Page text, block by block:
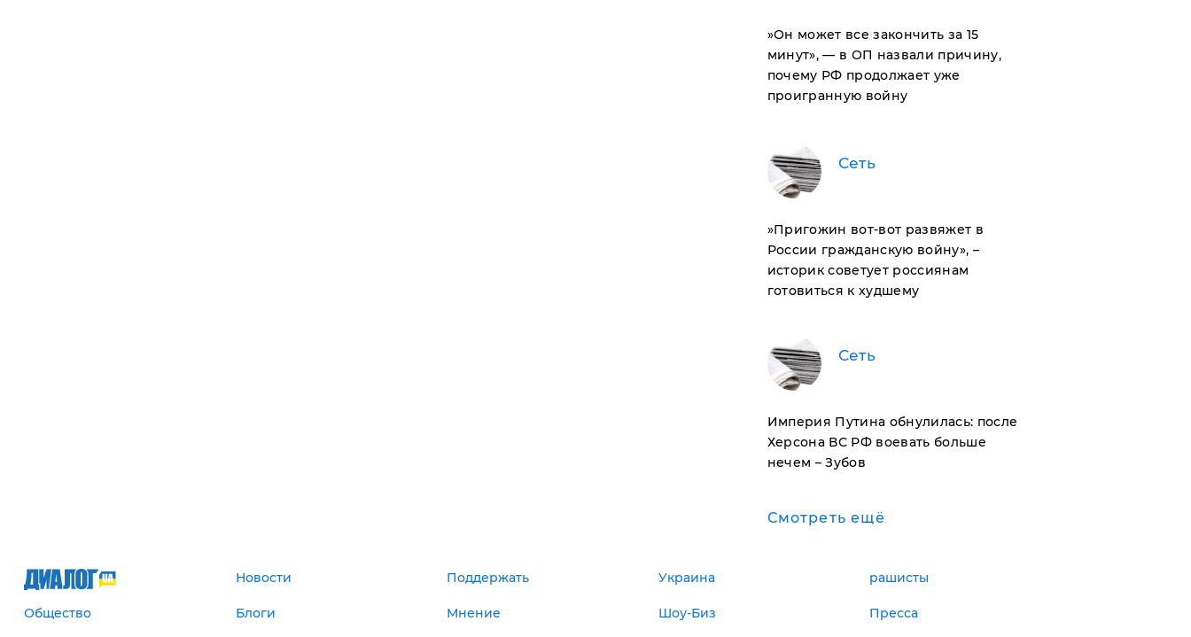
​»Он может все закончить за 15
минут», — в ОП назвали причину,
почему РФ продолжает уже
проигранную войну
Сеть
​»Пригожин вот-вот развяжет в
России гражданскую войну», –
историк советует россиянам
готовиться к худшему
Сеть
Империя Путина обнулилась: после
Херсона ВС РФ воевать больше
нечем – Зубов
Смотреть ещё
Новости Поддержать Украина рашисты
Общество Блоги Мнение Шоу-Биз Пресса